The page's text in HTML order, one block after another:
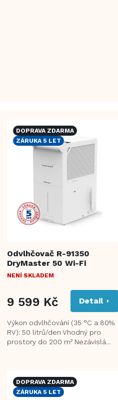
DOPRAVA ZDARMA
ZÁRUKA 5 LET
Odvlhčovač R-91350
DryMaster 50 Wi-Fi
NENÍ SKLADEM
9 599 Kč Detail
Výkon odvlhčování (35 °C a 80%
RV): 50 litrů/den Vhodný pro
prostory do 200 m² Nezávislá
DOPRAVA ZDARMA
ZÁRUKA 5 LET